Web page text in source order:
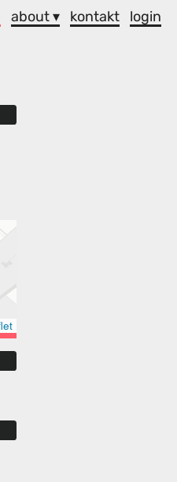
about ▾ kontakt login